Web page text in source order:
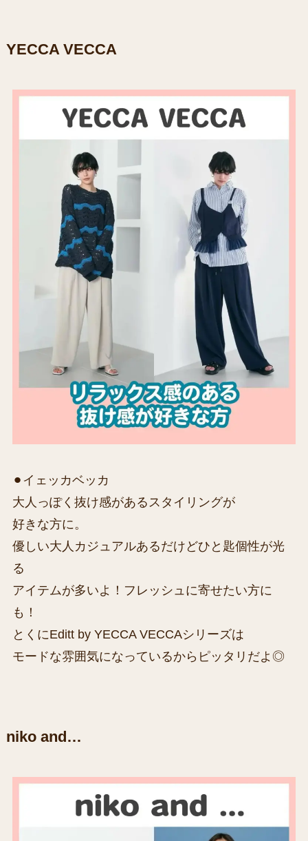
YECCA VECCA
⚫︎イェッカベッカ
大人っぽく抜け感があるスタイリングが
好きな方に。
優しい大人カジュアルあるだけどひと匙個性が光
る
アイテムが多いよ！フレッシュに寄せたい方に
も！
とくにEditt by YECCA VECCAシリーズは
モードな雰囲気になっているからピッタリだよ◎
niko and…